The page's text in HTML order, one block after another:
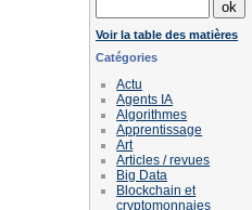
Voir la table des matières
Catégories
Actu
Agents IA
Algorithmes
Apprentissage
Art
Articles / revues
Big Data
Blockchain et
cryptomonnaies